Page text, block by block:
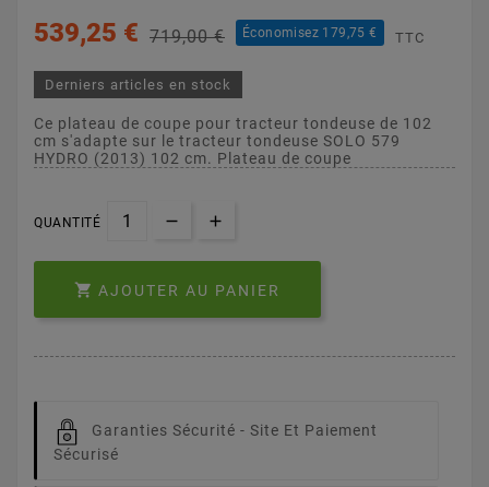
539,25 € 719,00 € Économisez 179,75 € TTC
Derniers articles en stock
Ce plateau de coupe pour tracteur tondeuse de 102
cm s'adapte sur le tracteur tondeuse SOLO 579
HYDRO (2013) 102 cm. Plateau de coupe
QUANTITÉ
 AJOUTER AU PANIER
Garanties Sécurité - Site Et Paiement
Sécurisé